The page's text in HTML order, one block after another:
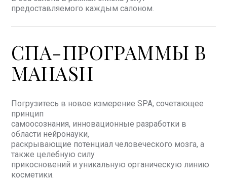
предоставляемого каждым салоном.
СПА-ПРОГРАММЫ В
MAHASH
Погрузитесь в новое измерение SPA, сочетающее
принцип
самоосознания, инновационные разработки в
области нейронауки,
раскрывающие потенциал человеческого мозга, а
также целебную силу
прикосновений и уникальную органическую линию
косметики.